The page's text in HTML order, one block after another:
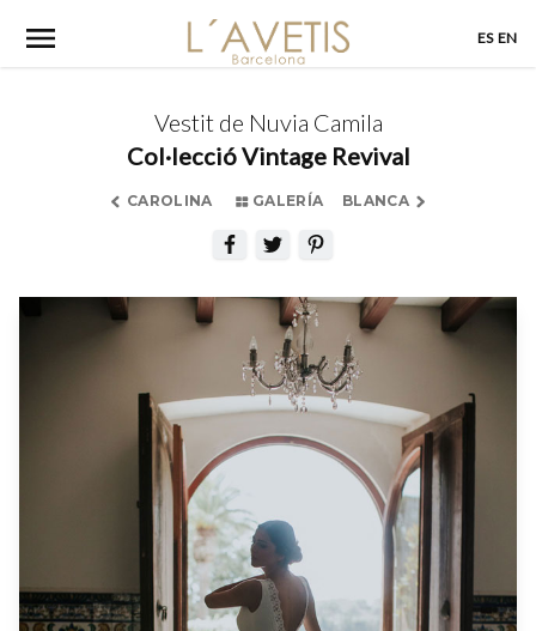
content
ES EN
Vestit de Nuvia Camila
Col·lecció Vintage Revival
CAROLINA GALERÍA BLANCA